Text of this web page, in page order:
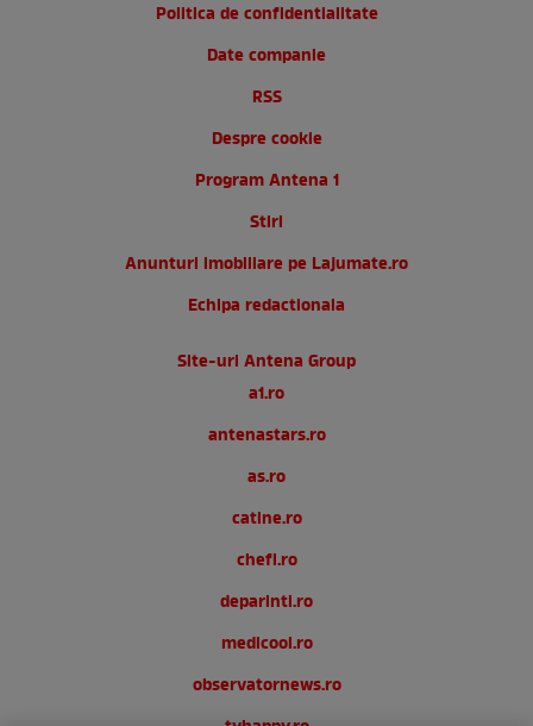
Politica de confidentialitate
Date companie
RSS
Despre cookie
Program Antena 1
Stiri
Anunturi imobiliare pe Lajumate.ro
Echipa redactionala
Site-uri Antena Group
a1.ro
antenastars.ro
as.ro
catine.ro
chefi.ro
deparinti.ro
medicool.ro
observatornews.ro